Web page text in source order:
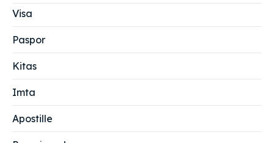
Visa
Paspor
Kitas
Imta
Apostille